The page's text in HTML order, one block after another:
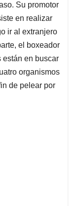
Su promotor
en realizar
ir al extranjero
el boxeador
están en buscar
organismos
de pelear por